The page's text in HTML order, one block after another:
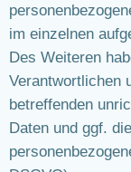
im einzelnen
Des Weiteren
Verantwortlichen
betreffenden
Daten und ggf.